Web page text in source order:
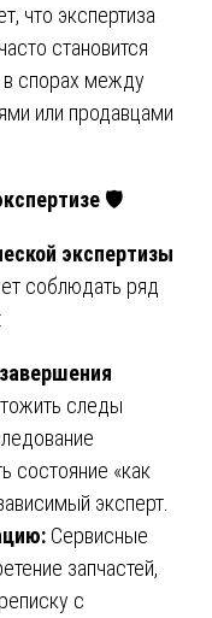
что экспертиза
становится
спорах между
или продавцами
🛡️
экспертизы
соблюдать ряд
следы
состояние «как
эксперт.
Сервисные
запчастей,
с